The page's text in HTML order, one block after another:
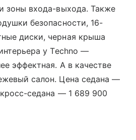
зоны входа-выхода. Также
безопасности, 16-
диски, черная крыша
у Techno —
эффектная. А в качестве
салон. Цена седана —
седана — 1 689 900